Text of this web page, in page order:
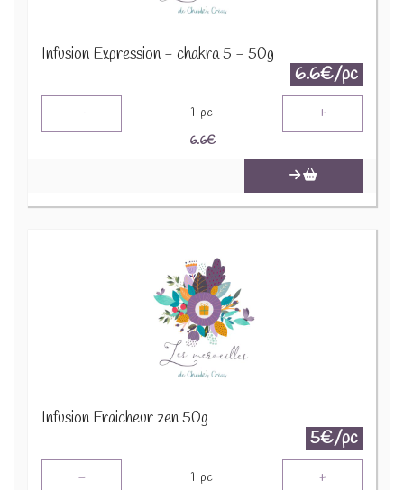
Infusion Expression - chakra 5 - 50g
6.6€/pc
- 1 pc +
6.6€
Infusion Fraicheur zen 50g
5€/pc
- 1 pc +